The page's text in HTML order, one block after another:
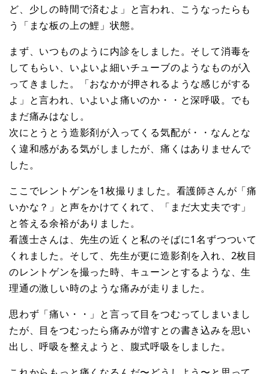
ど、少しの時間で済むよ」と言われ、こうなったらも
う「まな板の上の鯉」状態。
まず、いつものように内診をしました。そして消毒を
してもらい、いよいよ細いチューブのようなものが入
ってきました。「おなかが押されるような感じがする
よ」と言われ、いよいよ痛いのか・・と深呼吸。でも
まだ痛みはなし。
次にとうとう造影剤が入ってくる気配が・・なんとな
く違和感がある気がしましたが、痛くはありませんで
した。
ここでレントゲンを1枚撮りました。看護師さんが「痛
いかな？」と声をかけてくれて、「まだ大丈夫です」
と答える余裕がありました。
看護士さんは、先生の近くと私のそばに1名ずつついて
くれました。そして、先生が更に造影剤を入れ、2枚目
のレントゲンを撮った時、キューンとするような、生
理通の激しい時のような痛みが走りました。
思わず「痛い・・」と言って目をつむってしまいまし
たが、目をつむったら痛みが増すとの書き込みを思い
出し、呼吸を整えようと、腹式呼吸をしました。